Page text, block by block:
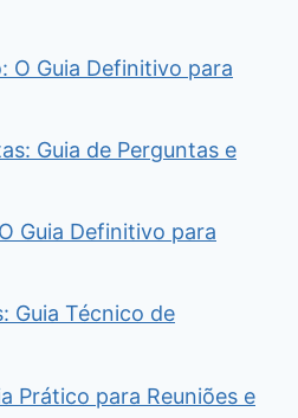
O Guia Definitivo para
Guia de Perguntas e
Guia Definitivo para
Guia Técnico de
Prático para Reuniões e